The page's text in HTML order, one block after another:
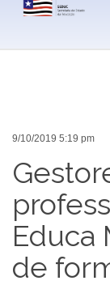
9/10/2019 5:19 pm
Educa
de